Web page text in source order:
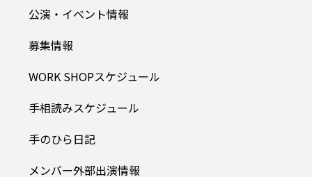
公演・イベント情報
募集情報
WORK SHOPスケジュール
手相読みスケジュール
手のひら日記
メンバー外部出演情報